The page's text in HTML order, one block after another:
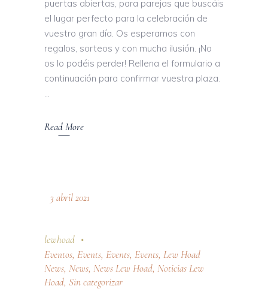
puertas abiertas, para parejas que buscáis
el lugar perfecto para la celebración de
vuestro gran día. Os esperamos con
regalos, sorteos y con mucha ilusión. ¡No
os lo podéis perder! Rellena el formulario a
continuación para confirmar vuestra plaza.
Read More
3 abril 2021
lewhoad
Eventos, Events, Events, Events, Lew Hoad
News, News, News Lew Hoad, Noticias Lew
Hoad, Sin categorizar